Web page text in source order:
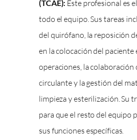
(TCAE): Este profesional es
todo el equipo. Sus tareas
del quirófano, la reposición
en la colocación del paciente
operaciones, la colaboración
circulante y la gestión del
limpieza y esterilización. Su
para que el resto del equipo
sus funciones específicas.